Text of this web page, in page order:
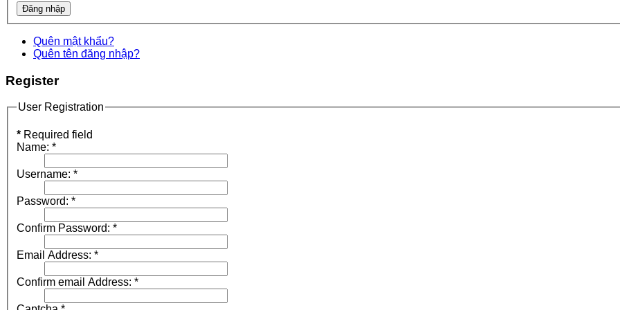
Quên mật khẩu?
Quên tên đăng nhập?
Register
User Registration
* Required field
Name: *
Username: *
Password: *
Confirm Password: *
Email Address: *
Confirm email Address: *